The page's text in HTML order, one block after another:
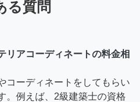
る質問
リアコーディネートの料金相
コーディネートをしてもらい
。例えば、2級建築士の資格